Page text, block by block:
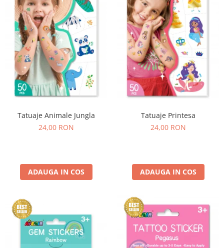
Jucarii dentitie
Jucarii Senzoriale
Teatru de papusi
Umbrele
Stilouri
Tempera și acuarele
Tatuaje Animale Jungla
24,00 RON
ADAUGA IN COS
Tatuaje Printesa
24,00 RON
ADAUGA IN COS